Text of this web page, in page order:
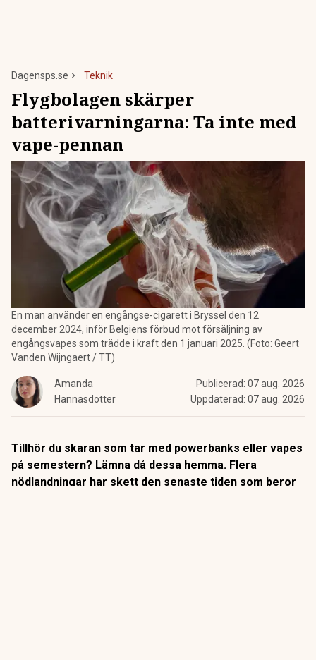
Dagensps.se Teknik
Flygbolagen skärper
batterivarningarna: Ta inte med
vape-pennan
En man använder en engångse-cigarett i Bryssel den 12
december 2024, inför Belgiens förbud mot försäljning av
engångsvapes som trädde i kraft den 1 januari 2025. (Foto: Geert
Vanden Wijngaert / TT)
Amanda
Hannasdotter
Publicerad: 07 aug. 2026
Uppdaterad: 07 aug. 2026
Tillhör du skaran som tar med powerbanks eller vapes
på semestern? Lämna då dessa hemma. Flera
nödlandningar har skett den senaste tiden som beror